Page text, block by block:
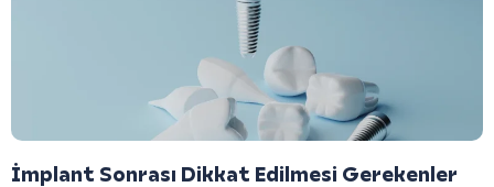
İmplant Sonrası Dikkat Edilmesi Gerekenler